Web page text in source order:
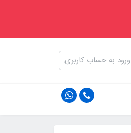
ورود به حساب کاربری